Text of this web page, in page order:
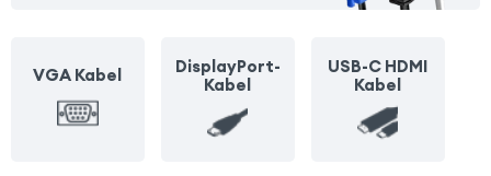
VGA Kabel
DisplayPort-
Kabel
USB-C HDMI
Kabel